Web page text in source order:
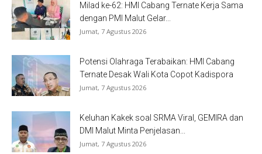
Milad ke-62: HMI Cabang Ternate Kerja Sama
dengan PMI Malut Gelar...
Jumat, 7 Agustus 2026
Potensi Olahraga Terabaikan: HMI Cabang
Ternate Desak Wali Kota Copot Kadispora
Jumat, 7 Agustus 2026
Keluhan Kakek soal SRMA Viral, GEMIRA dan
DMI Malut Minta Penjelasan...
Jumat, 7 Agustus 2026